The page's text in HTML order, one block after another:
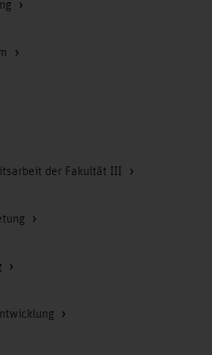
und Registrierung
der Fakultät III